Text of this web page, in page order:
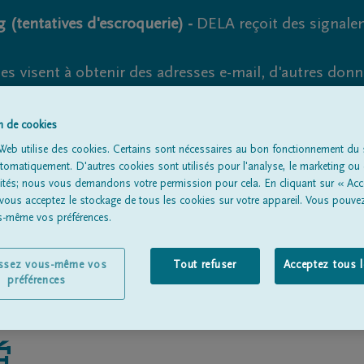
(tentatives d'escroquerie) - DELA reçoit des
visent à obtenir des adresses e-mail, d'autres
et vérifiez soigneusement l'expéditeur.
Cependant, les tentatives d'hameçonnage et de
Tous les avis de décès
de cookies
utilise des cookies. Certains sont nécessaires au bon fonctionnement du
D'autres cookies sont utilisés pour l'analyse, le marketing ou
nous vous demandons votre permission pour cela. En cliquant sur «
acceptez le stockage de tous les cookies sur votre appareil. Vous
même vos préférences.
Tout refuser Acceptez tous
vous-même vos
préférences